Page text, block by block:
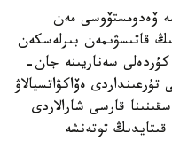
ۆەدومستۆوسى مەن
قاتىسۋىمەن بىرلەسكەن
سەناريىنە جان-
تۇرعىنداردى ەۆاكۋاتسيالاۋ
قارسى شارالاردى
توتەنشە